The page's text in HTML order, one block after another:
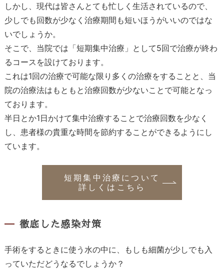
しかし、現代は皆さんとても忙しく生活されているので、
少しでも回数が少なく治療期間も短いほうがいいのではな
いでしょうか。
そこで、当院では「短期集中治療」として5回で治療が終わ
るコースを設けております。
これは1回の治療で可能な限り多くの治療をすることと、当
院の治療法はもともと治療回数が少ないことで可能となっ
ております。
半日とか1日かけて集中治療することで治療回数を少なく
し、患者様の貴重な時間を節約することができるようにし
ています。
短期集中治療について
詳しくはこちら
徹底した感染対策
手術をするときに使う水の中に、もしも細菌が少しでも入
っていただどうなるでしょうか？